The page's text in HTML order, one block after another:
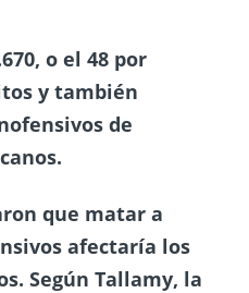
o el 48 por
y también
de
que matar a
afectaría los
Según Tallamy, la